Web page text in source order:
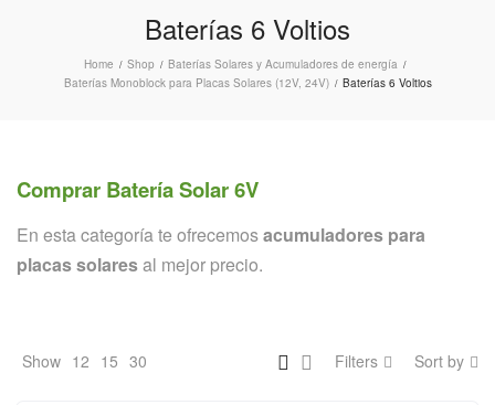
Baterías 6 Voltios
Home / Shop / Baterías Solares y Acumuladores de energía /
Baterías Monoblock para Placas Solares (12V, 24V) / Baterías 6 Voltios
Comprar Batería Solar 6V
En esta categoría te ofrecemosacumuladores para
placas solaresal mejor precio.
Show 12 15 30 Filters Sort by